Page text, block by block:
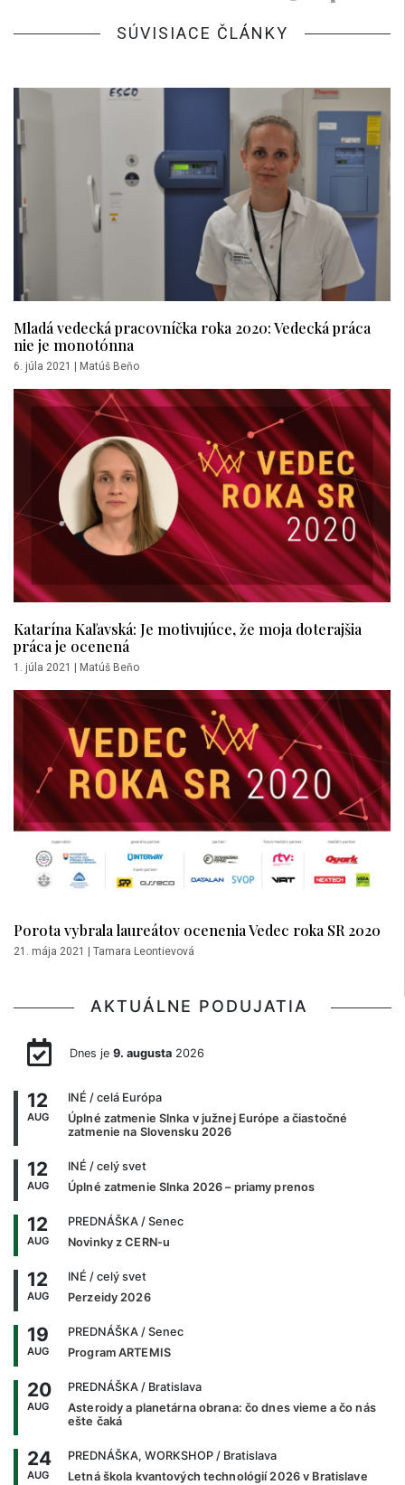
SÚVISIACE ČLÁNKY
Mladá vedecká pracovníčka roka 2020: Vedecká práca
nie je monotónna
6. júla 2021 | Matúš Beňo
Katarína Kaľavská: Je motivujúce, že moja doterajšia
práca je ocenená
1. júla 2021 Matúš Beňo
Porota vybrala laureátov ocenenia Vedec roka SR 2020
21. mája 2021 Tamara Leontievová
AKTUÁLNE PODUJATIA
Dnes je 9. augusta2026
12
AUG
INÉ / celá Európa
Úplné zatmenie Slnka v južnej Európe a čiastočné
zatmenie na Slovensku 2026
12
AUG
INÉ / celý svet
Úplné zatmenie Slnka 2026 – priamy prenos
12
AUG
PREDNÁŠKA / Senec
Novinky z CERN-u
12
AUG
INÉ / celý svet
Perzeidy 2026
19
AUG
PREDNÁŠKA / Senec
Program ARTEMIS
20
AUG
PREDNÁŠKA / Bratislava
Asteroidy a planetárna obrana: čo dnes vieme a čo nás
ešte čaká
24
AUG
PREDNÁŠKA, WORKSHOP / Bratislava
Letná škola kvantových technológií 2026 v Bratislave